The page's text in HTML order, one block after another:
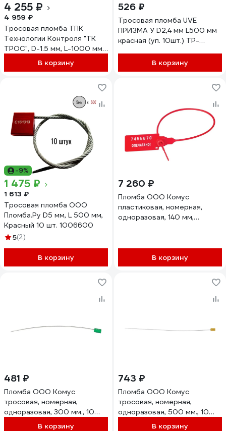
4 255 ₽
4 959 ₽
Тросовая пломба ТПК
Технологии Контроля "ТК
ТРОС", D-1.5 мм, L-1000 мм;
Цвет: красный 100 шт. 24171
В корзину
526 ₽
Тросовая пломба UVE
ПРИЗМА У D2,4 мм L500 мм
красная (уп. 10шт.) TP-
В корзину
-9%
1 475 ₽
1 613 ₽
Тросовая пломба ООО
Пломба.Ру D5 мм, L 500 мм,
Красный 10 шт. 1006600
5(2)
В корзину
7 260 ₽
Пломба ООО Комус
пластиковая, номерная,
одноразовая, 140 мм,
В корзину
481 ₽
Пломба ООО Комус
тросовая, номерная,
одноразовая, 300 мм., 10
штук/упаковка 474927
В корзину
743 ₽
Пломба ООО Комус
тросовая, номерная,
одноразовая, 500 мм., 10
штук/упаковка 474928
В корзину